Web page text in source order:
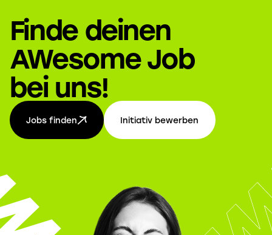
Finde deinen
AWesome Job
bei uns!
Jobs finden Initiativ bewerben